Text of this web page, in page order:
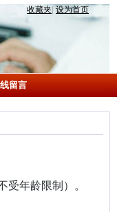
收藏夹 设为首页
留言
受年龄限制）。